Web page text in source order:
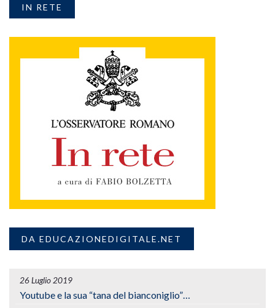
IN RETE
DA EDUCAZIONEDIGITALE.NET
26 Luglio 2019
Youtube e la sua “tana del bianconiglio”…